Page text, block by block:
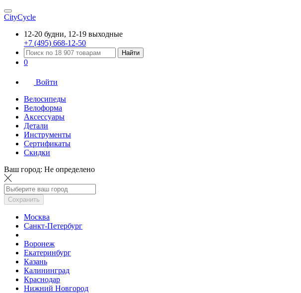
CityCycle
12-20 будни, 12-19 выходные
+7 (495) 668-12-50
Найти
0
Войти
Велосипеды
Велоформа
Аксессуары
Детали
Инструменты
Сертификаты
Скидки
Ваш город: Не определено
Сохранить
Москва
Санкт-Петербург
Воронеж
Екатеринбург
Казань
Калининград
Краснодар
Нижний Новгород